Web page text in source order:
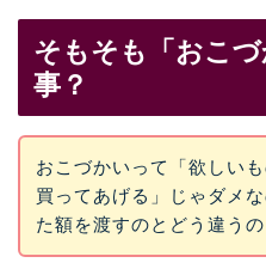
そもそも「おこ
事？
おこづかいって「欲しい
買ってあげる」じゃダメ
た額を渡すのとどう違うの